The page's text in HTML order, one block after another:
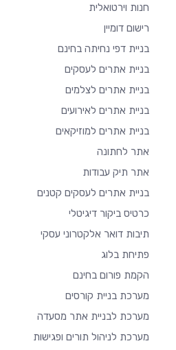
חנות וירטואלית
רישום דומיין
בניית דפי נחיתה בחינם
בניית אתרים לעסקים
בניית אתרים לצלמים
בניית אתרים לאירועים
בניית אתרים למוזיקאים
אתר לחתונה
אתר תיק עבודות
בניית אתרים לעסקים קטנים
כרטיס ביקור דיגיטלי
תיבות דואר אלקטרוני עסקי
פתיחת בלוג
הקמת פורום בחינם
מערכת בניית קורסים
מערכת לבניית אתר מסעדה
מערכת לניהול תורים ופגישות